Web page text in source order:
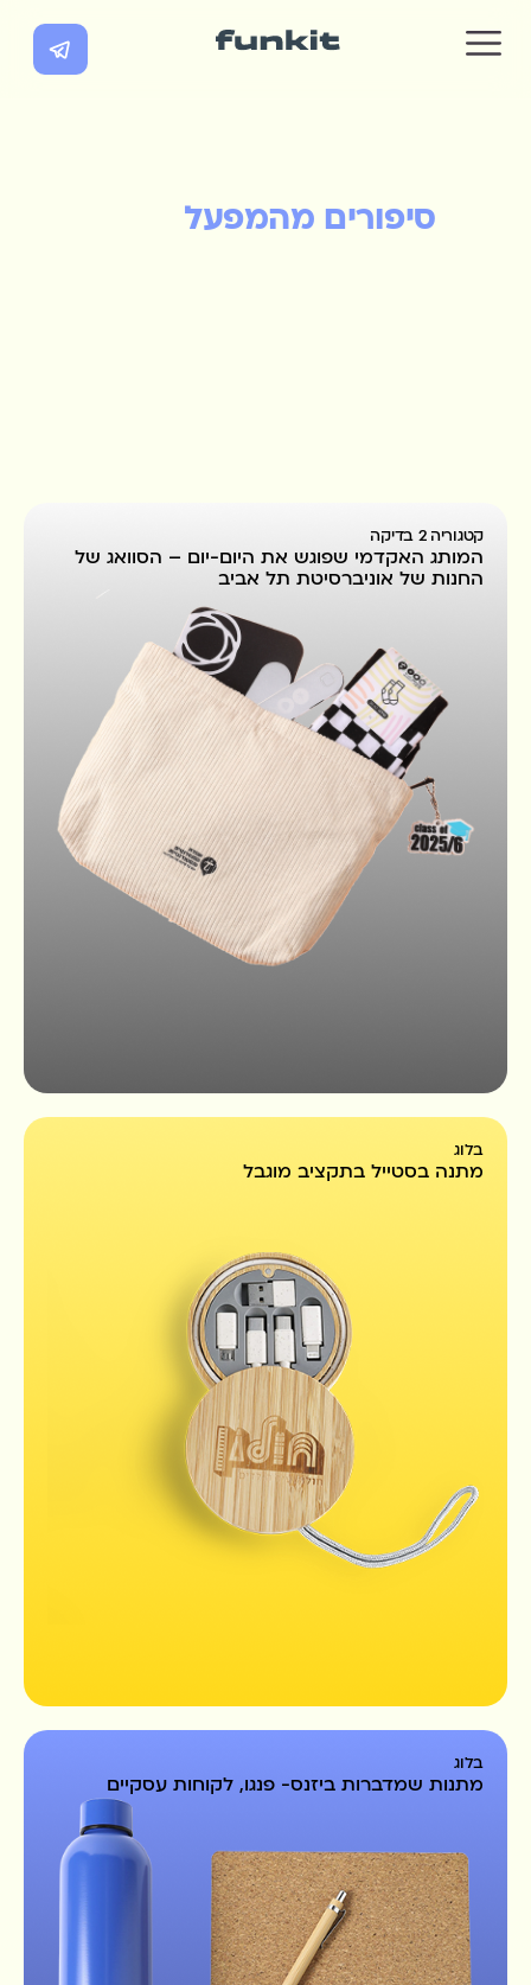
סיפורים מהמפעל
קטגוריה 2 בדיקה
המותג האקדמי שפוגש את היום-יום – הסוואג של
החנות של אוניברסיטת תל אביב
בלוג
מתנה בסטייל בתקציב מוגבל
בלוג
מתנות שמדברות ביזנס- פנגו, לקוחות עסקיים